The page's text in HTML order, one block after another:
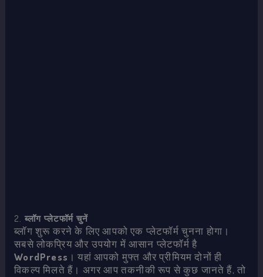
2. ब्लॉग प्लेटफॉर्म चुनें
ब्लॉग शुरू करने के लिए आपको एक प्लेटफॉर्म चुनना होगा।
सबसे लोकप्रिय और उपयोग में आसान प्लेटफॉर्म है
WordPress । यहां आपको मुफ्त और प्रीमियम दोनों ही
विकल्प मिलते हैं। अगर आप तकनीकी रूप से कुछ जानते हैं, तो